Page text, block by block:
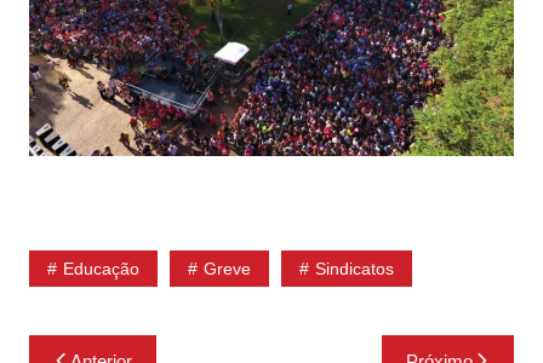
Educação Greve Sindicatos
Navegação